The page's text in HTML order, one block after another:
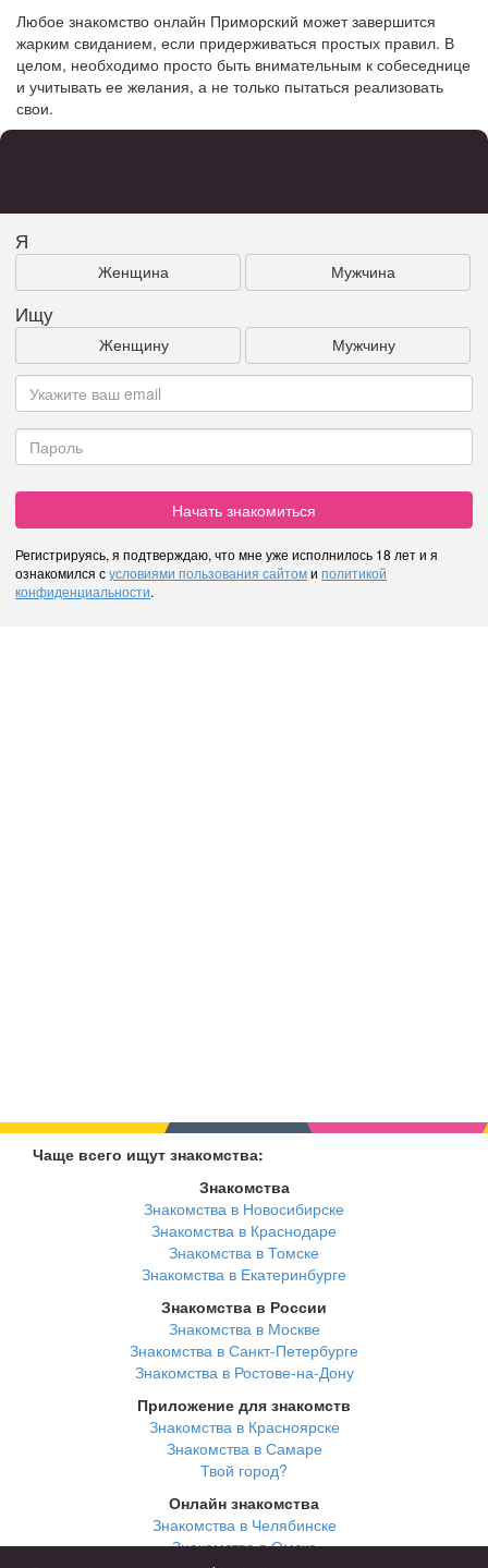
Любое знакомство онлайн Приморский может завершится
жарким свиданием, если придерживаться простых правил. В
целом, необходимо просто быть внимательным к собеседнице
и учитывать ее желания, а не только пытаться реализовать
свои.
Я
Женщина Мужчина
Ищу
Женщину Мужчину
Начать знакомиться
Регистрируясь, я подтверждаю, что мне уже исполнилось 18 лет и я
ознакомился сусловиями пользования сайтоми политикой
конфиденциальности.
Чаще всего ищут знакомства:
Знакомства
Знакомства в Новосибирске
Знакомства в Краснодаре
Знакомства в Томске
Знакомства в Екатеринбурге
Знакомства в России
Знакомства в Москве
Знакомства в Санкт-Петербурге
Знакомства в Ростове-на-Дону
Приложение для знакомств
Знакомства в Красноярске
Знакомства в Самаре
Твой город?
Онлайн знакомства
Знакомства в Челябинске
Знакомства в Омске